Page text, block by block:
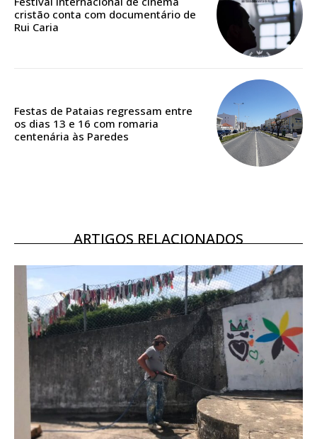
casa
Acesso aos conteúdos Exclusivos para
Escolha o plano
16€
12 meses
Acesso ao conteúdo online
Acesso aos conteúdos Exclusivos para
assinantes
Ofertas para assinatura anual
Escolha o plano
cristão conta com documentário de
Rui Caria
Festas de Pataias regressam entre
os dias 13 e 16 com romaria
centenária às Paredes
ARTIGOS RELACIONADOS